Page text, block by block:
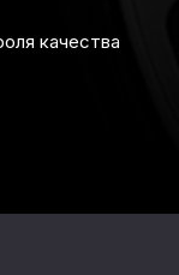
качества